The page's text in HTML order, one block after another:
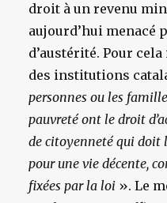
droit à un revenu
aujourd’hui menacé
d’austérité. Pour
des institutions
personnes ou les
pauvreté ont le droit
de citoyenneté qui doit
pour une vie décente,
fixées par la loi ». Le